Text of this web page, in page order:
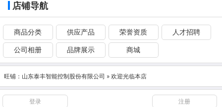
店铺导航
商品分类 供应产品 荣誉资质 人才招聘
公司相册 品牌展示 商城
旺铺： 山东泰丰智能控制股份有限公司 » 欢迎光临本店
登录 注册